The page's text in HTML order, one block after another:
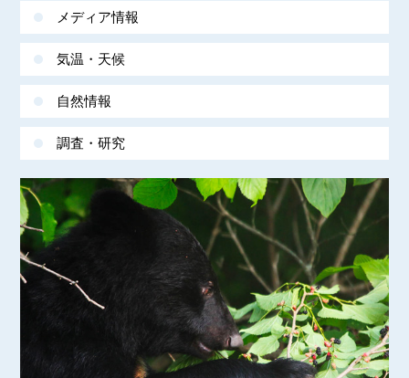
メディア情報
気温・天候
自然情報
調査・研究